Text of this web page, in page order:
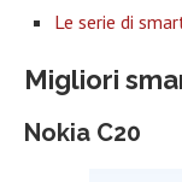
Le serie di
Migliori
Nokia C20